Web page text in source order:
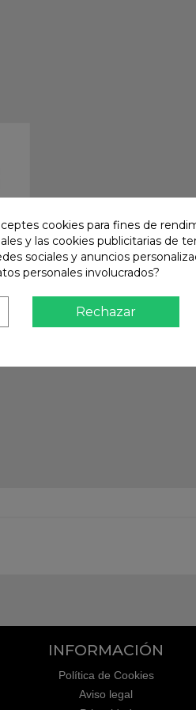
INFORMACIÓN
Política de Cookies
Aviso legal
cookies para fines de
y las cookies publicitarias de
sociales y anuncios
personales involucrados?
Rechazar